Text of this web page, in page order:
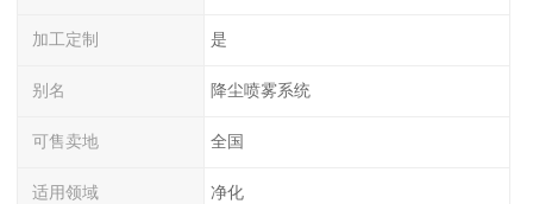
加工定制 是
别名 降尘喷雾系统
可售卖地 全国
适用领域 净化